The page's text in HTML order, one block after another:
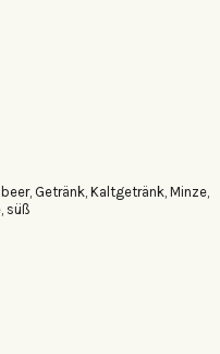
, Getränk Kaltgetränk Minze
süß